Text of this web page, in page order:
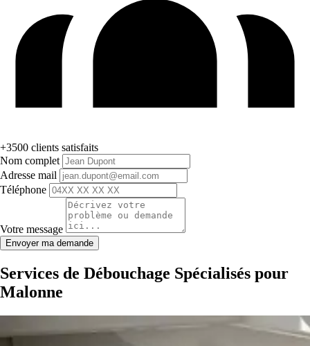
+3500 clients satisfaits
Nom complet
Adresse mail
Téléphone
Votre message
Envoyer ma demande
Services de Débouchage Spécialisés pour
Malonne